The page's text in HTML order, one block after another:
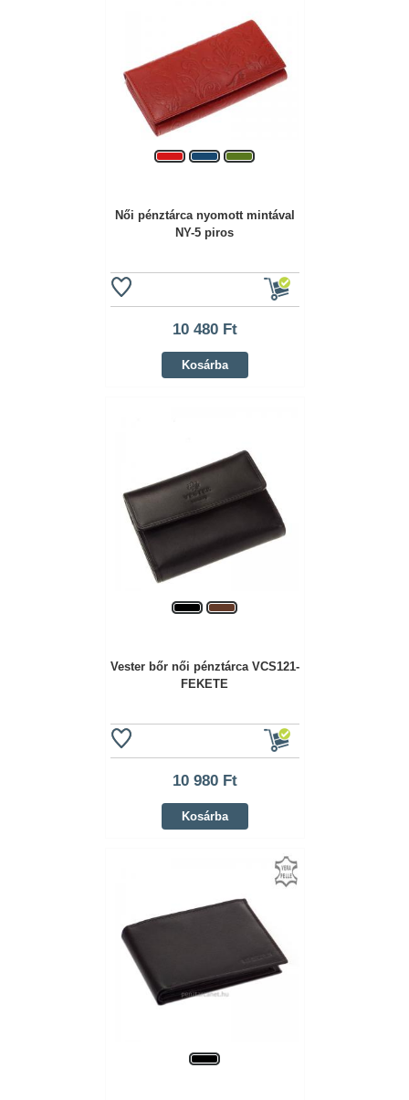
Női pénztárca nyomott mintával
NY-5 piros
10 480 Ft
Kosárba
Vester bőr női pénztárca VCS121-
FEKETE
10 980 Ft
Kosárba